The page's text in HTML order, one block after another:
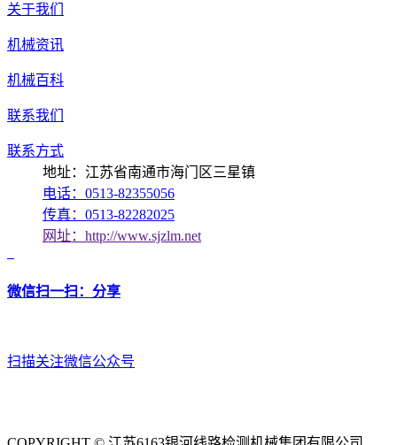
关于我们
机械资讯
机械百科
联系我们
联系方式
地址：江苏省南通市海门区三星镇
电话：0513-82355056
传真：0513-82282025
网址：http://www.sjzlm.net
微信扫一扫：分享
扫描关注微信公众号